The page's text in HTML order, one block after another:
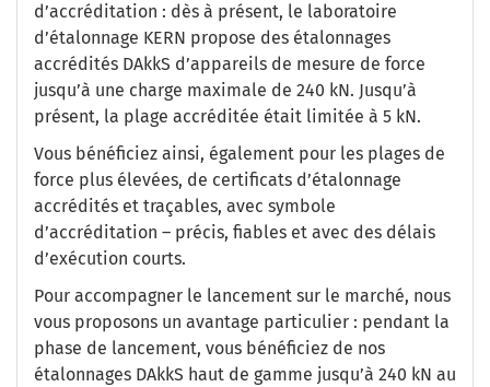
d’accréditation : dès à présent, le laboratoire
d’étalonnage KERN propose des étalonnages
accrédités DAkkS d’appareils de mesure de force
jusqu’à une charge maximale de 240 kN. Jusqu’à
présent, la plage accréditée était limitée à 5 kN.
Vous bénéficiez ainsi, également pour les plages de
force plus élevées, de certificats d’étalonnage
accrédités et traçables, avec symbole
d’accréditation – précis, fiables et avec des délais
d’exécution courts.
Pour accompagner le lancement sur le marché, nous
vous proposons un avantage particulier : pendant la
phase de lancement, vous bénéficiez de nos
étalonnages DAkkS haut de gamme jusqu’à 240 kN au